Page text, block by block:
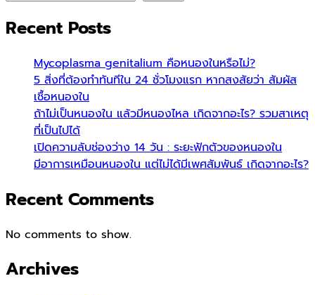
Recent Posts
Mycoplasma genitalium คือหนองในหรือไม่?
5 สิ่งที่ต้องทำทันทีใน 24 ชั่วโมงแรก หากสงสัยว่า สัมผัส
เชื้อหนองใน
ถ้าไม่เป็นหนองใน แล้วมีหนองไหล เกิดจากอะไร? รวมสาเหตุ
ที่เป็นไปได้
เปิดความลับช่องว่าง 14 วัน : ระยะฟักตัวของหนองใน
มีอาการเหมือนหนองใน แต่ไม่ได้มีเพศสัมพันธ์ เกิดจากอะไร?
Recent Comments
No comments to show.
Archives